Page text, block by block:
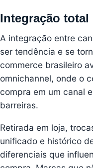
Integração total
A integração entre
ser tendência e se
commerce brasileiro
omnichannel, onde o
compra em um canal
barreiras.
Retirada em loja,
unificado e histórico
diferenciais que